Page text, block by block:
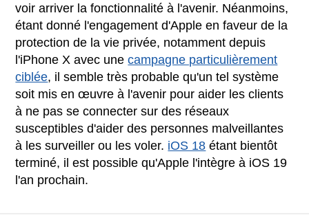
voir arriver la fonctionnalité à l'avenir. Néanmoins,
étant donné l'engagement d'Apple en faveur de la
protection de la vie privée, notamment depuis
l'iPhone X avec unecampagne particulièrement
ciblée, il semble très probable qu'un tel système
soit mis en œuvre à l'avenir pour aider les clients
à ne pas se connecter sur des réseaux
susceptibles d'aider des personnes malveillantes
à les surveiller ou les voler. iOS 18 étant bientôt
terminé, il est possible qu'Apple l'intègre à iOS 19
l'an prochain.